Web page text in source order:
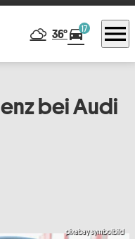
36°directions_car17 menu
bei Audi
pixabay symbolbild